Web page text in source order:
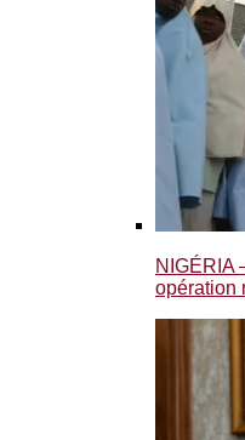
NIGÉRIA
opération